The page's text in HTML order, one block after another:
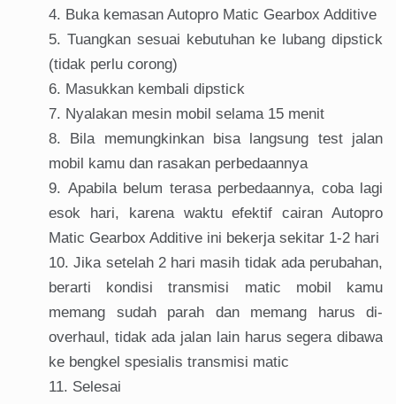
Buka kemasan Autopro Matic Gearbox Additive
Tuangkan sesuai kebutuhan ke lubang dipstick
(tidak perlu corong)
Masukkan kembali dipstick
Nyalakan mesin mobil selama 15 menit
Bila memungkinkan bisa langsung test jalan
mobil kamu dan rasakan perbedaannya
Apabila belum terasa perbedaannya, coba lagi
esok hari, karena waktu efektif cairan Autopro
Matic Gearbox Additive ini bekerja sekitar 1-2 hari
Jika setelah 2 hari masih tidak ada perubahan,
berarti kondisi transmisi matic mobil kamu
memang sudah parah dan memang harus di-
overhaul, tidak ada jalan lain harus segera dibawa
ke bengkel spesialis transmisi matic
Selesai